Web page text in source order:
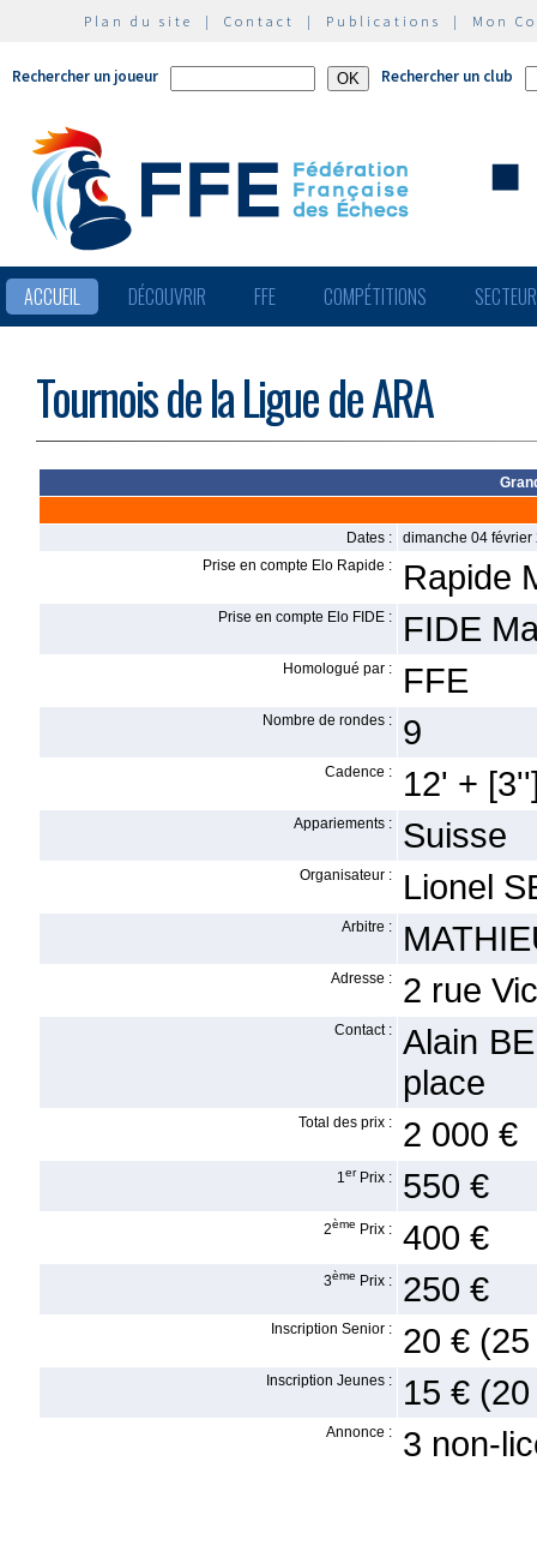
Plan du site | Contact | Publications | Mon
Rechercher un joueur Rechercher un club
ACCUEIL DÉCOUVRIR FFE COMPÉTITIONS
Tournois de la Ligue de ARA
Dates :
dimanche 04
Prise en compte Elo Rapide :
Rapide
Prise en compte Elo FIDE : FIDE
Homologué par : FFE
Nombre de rondes : 9
Cadence : 12' +
Appariements : Suisse
Organisateur : Lionel
Arbitre :
Adresse : 2 rue
Contact :
Alain
place
Total des prix : 2 000 €
1er Prix : 550 €
2ème Prix : 400 €
3ème Prix : 250 €
Inscription Senior : 20 €
Inscription Jeunes : 15 €
Annonce : 3 non-